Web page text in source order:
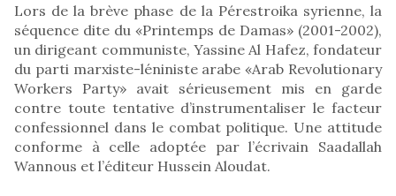
Lors de la brève phase de la Pérestroika syrienne, la
séquence dite du «Printemps de Damas» (2001-2002),
un dirigeant communiste, Yassine Al Hafez, fondateur
du parti marxiste-léniniste arabe «Arab Revolutionary
Workers Party» avait sérieusement mis en garde
contre toute tentative d’instrumentaliser le facteur
confessionnel dans le combat politique. Une attitude
conforme à celle adoptée par l’écrivain Saadallah
Wannous et l’éditeur Hussein Aloudat.